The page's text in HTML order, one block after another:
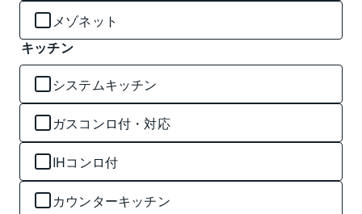
メゾネット
キッチン
システムキッチン
ガスコンロ付・対応
IHコンロ付
カウンターキッチン